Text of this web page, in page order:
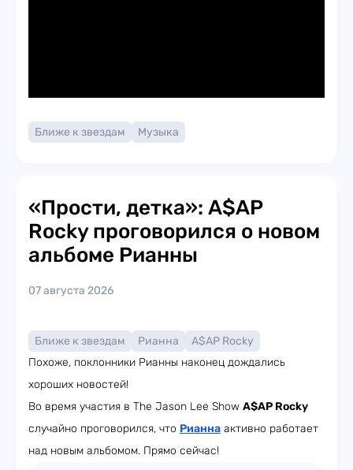
Ближе к звездам Музыка
«Прости, детка»: A$AP
Rocky проговорился о новом
альбоме Рианны
07 августа 2026
Ближе к звездам Рианна
A$AP Rocky
Похоже, поклонники Рианны наконец дождались
хороших новостей!
Во время участия в The Jason Lee Show A$AP Rocky
случайно проговорился, что Рианна активно работает
над новым альбомом. Прямо сейчас!